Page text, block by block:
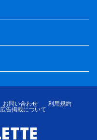
お問い合わせ
利用規約
広告掲載について